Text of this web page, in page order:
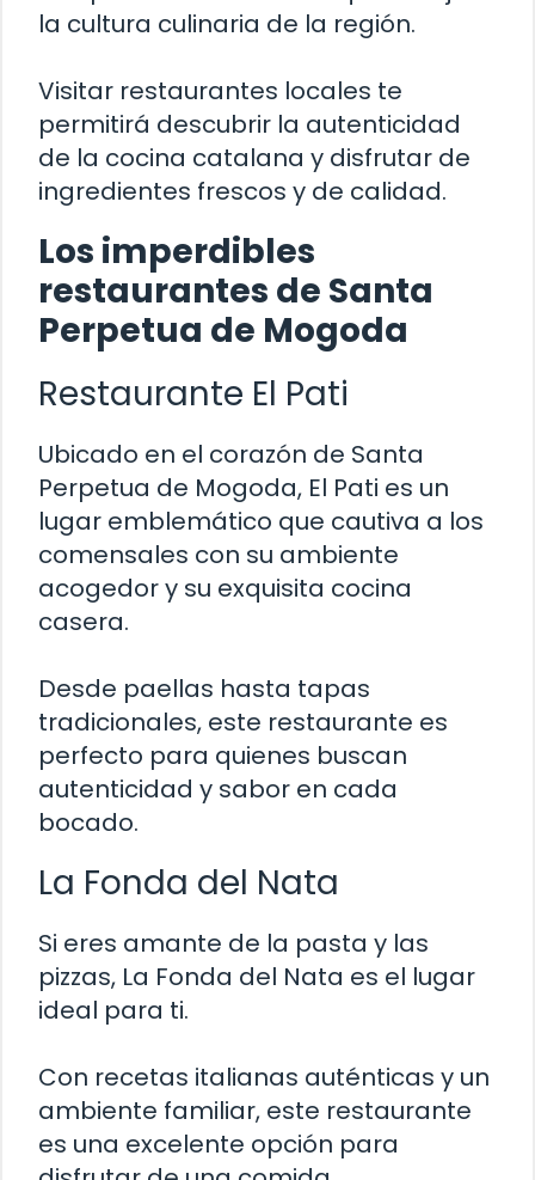
la cultura culinaria de la región.
Visitar restaurantes locales te
permitirá descubrir la autenticidad
de la cocina catalana y disfrutar de
ingredientes frescos y de calidad.
Los imperdibles
restaurantes de Santa
Perpetua de Mogoda
Restaurante El Pati
Ubicado en el corazón de Santa
Perpetua de Mogoda, El Pati es un
lugar emblemático que cautiva a los
comensales con su ambiente
acogedor y su exquisita cocina
casera.
Desde paellas hasta tapas
tradicionales, este restaurante es
perfecto para quienes buscan
autenticidad y sabor en cada
bocado.
La Fonda del Nata
Si eres amante de la pasta y las
pizzas, La Fonda del Nata es el lugar
ideal para ti.
Con recetas italianas auténticas y un
ambiente familiar, este restaurante
es una excelente opción para